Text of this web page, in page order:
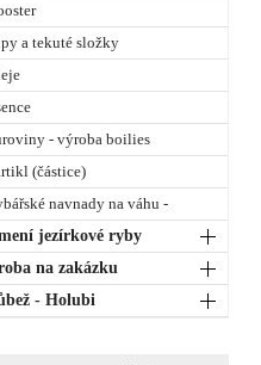
a tekuté složky
- výroba boilies
(částice)
navnady na váhu -
jezírkové ryby
na zakázku
- Holubi